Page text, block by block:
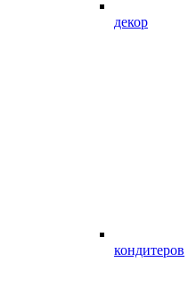
декор
кондитеров